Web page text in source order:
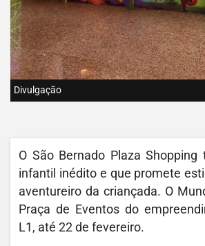
Divulgação
O São Bernado Plaza
infantil inédito e que promete
aventureiro da criançada. O
Praça de Eventos do
L1, até 22 de fevereiro.